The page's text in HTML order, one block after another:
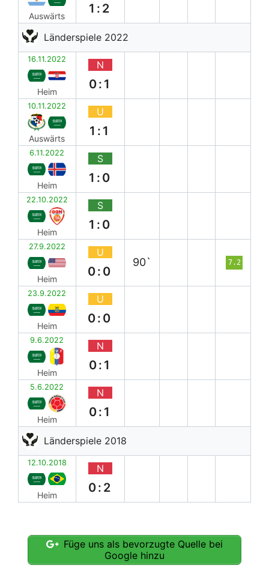
Auswärts
1:2
Länderspiele 2022
16.11.2022
Heim
N
0:1
10.11.2022
Auswärts
U
1:1
6.11.2022
Heim
S
1:0
22.10.2022
Heim
S
1:0
27.9.2022
Heim
U
0:0
90` 7.2
23.9.2022
Heim
U
0:0
9.6.2022
Heim
N
0:1
5.6.2022
Heim
N
0:1
Länderspiele 2018
12.10.2018
Heim
N
0:2
Füge uns als bevorzugte Quelle bei
Google hinzu